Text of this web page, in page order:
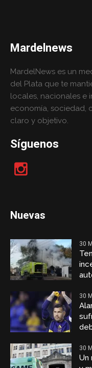
Mardelnews
MardelNews es un
del Plata que te
locales, nacionales e
economía, sociedad,
claro y objetivo.
Síguenos
Nuevas
30
30
30
Un